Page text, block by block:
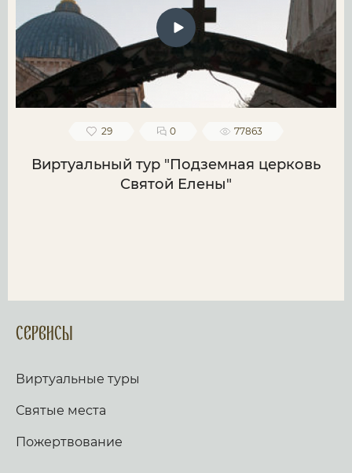
29 0 77863
Виртуальный тур "Подземная церковь
Святой Елены"
Сервисы
Виртуальные туры
Святые места
Пожертвование